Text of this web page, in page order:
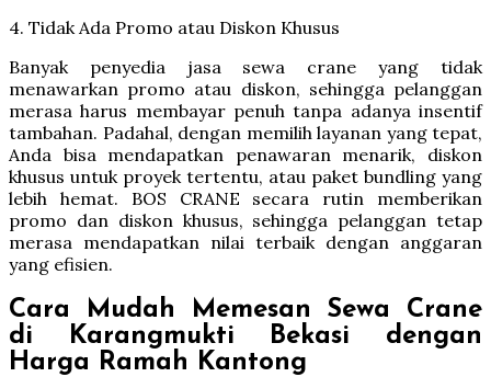
4. Tidak Ada Promo atau Diskon Khusus
Banyak penyedia jasa sewa crane yang tidak
menawarkan promo atau diskon, sehingga pelanggan
merasa harus membayar penuh tanpa adanya insentif
tambahan. Padahal, dengan memilih layanan yang tepat,
Anda bisa mendapatkan penawaran menarik, diskon
khusus untuk proyek tertentu, atau paket bundling yang
lebih hemat. BOS CRANE secara rutin memberikan
promo dan diskon khusus, sehingga pelanggan tetap
merasa mendapatkan nilai terbaik dengan anggaran
yang efisien.
Cara Mudah Memesan Sewa Crane
di Karangmukti Bekasi dengan
Harga Ramah Kantong